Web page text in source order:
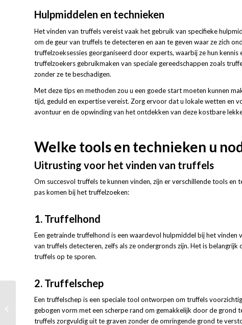
Hulpmiddelen en technieken
Het vinden van truffels vereist vaak het gebruik van specifieke
om de geur van truffels te detecteren en aan te geven waar ze zich
truffelzoeksessies georganiseerd door experts, waarbij ze hun
truffelzoekers gebruikmaken van speciale gereedschappen zoals
zonder ze te beschadigen.
Met deze tips en methoden zou u een goede start moeten kunnen
tijd, geduld en expertise vereist. Zorg ervoor dat u lokale wetten en
avontuur en de opwinding van het ontdekken van deze kostbare
Welke tools en technieken u
Uitrusting voor het vinden van truffels
Om succesvol truffels te kunnen vinden, zijn er verschillende tools en
pas komen bij het truffelzoeken:
1. Truffelhond
Een getrainde truffelhond is een waardevol hulpmiddel bij het vinden
van truffels detecteren, zelfs als ze ondergronds zijn. Het is
truffels op te sporen.
2. Truffelschep
Een truffelschep is een speciale tool ontworpen om truffels
gebogen vorm met een scherpe rand om gemakkelijk door de grond
truffels zorgvuldig uit te graven zonder de omringende grond te
De kunst van courgette
spaghetti maken: stap
voor stap handleiding